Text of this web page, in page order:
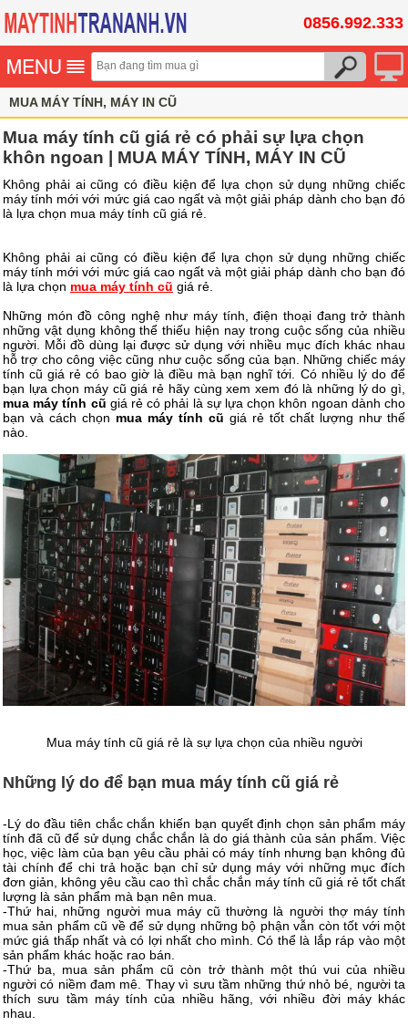
0856.992.333
MUA MÁY TÍNH, MÁY IN CŨ
Mua máy tính cũ giá rẻ có phải sự lựa chọn
khôn ngoan | MUA MÁY TÍNH, MÁY IN CŨ
Không phải ai cũng có điều kiện để lựa chọn sử dụng những chiếc
máy tính mới với mức giá cao ngất và một giải pháp dành cho bạn đó
là lựa chọn mua máy tính cũ giá rẻ.
Không phải ai cũng có điều kiện để lựa chọn sử dụng những chiếc
máy tính mới với mức giá cao ngất và một giải pháp dành cho bạn đó
là lựa chọn mua máy tính cũ giá rẻ.
Những món đồ công nghệ như máy tính, điện thoại đang trở thành
những vật dụng không thể thiếu hiện nay trong cuộc sống của nhiều
người. Mỗi đồ dùng lại được sử dụng với nhiều mục đích khác nhau
hỗ trợ cho công việc cũng như cuộc sống của bạn. Những chiếc máy
tính cũ giá rẻ có bao giờ là điều mà bạn nghĩ tới. Có nhiều lý do để
bạn lựa chọn máy cũ giá rẻ hãy cùng xem xem đó là những lý do gì,
mua máy tính cũ giá rẻ có phải là sự lựa chọn khôn ngoan dành cho
bạn và cách chọn mua máy tính cũ giá rẻ tốt chất lượng như thế
nào.
Mua máy tính cũ giá rẻ là sự lựa chọn của nhiều người
Những lý do để bạn mua máy tính cũ giá rẻ
-Lý do đầu tiên chắc chắn khiến bạn quyết định chọn sản phẩm máy
tính đã cũ để sử dụng chắc chắn là do giá thành của sản phẩm. Việc
học, việc làm của bạn yêu cầu phải có máy tính nhưng bạn không đủ
tài chính để chi trả hoặc bạn chỉ sử dụng máy với những mục đích
đơn giản, không yêu cầu cao thì chắc chắn máy tính cũ giá rẻ tốt chất
lượng là sản phẩm mà bạn nên mua.
-Thứ hai, những người mua máy cũ thường là người thợ máy tính
mua sản phẩm cũ về để sử dụng những bộ phận vẫn còn tốt với một
mức giá thấp nhất và có lợi nhất cho mình. Có thể là lắp ráp vào một
sản phẩm khác hoặc rao bán.
-Thứ ba, mua sản phẩm cũ còn trở thành một thú vui của nhiều
người có niềm đam mê. Thay vì sưu tầm những thứ nhỏ bé, người ta
thích sưu tầm máy tính của nhiều hãng, với nhiều đời máy khác
nhau.